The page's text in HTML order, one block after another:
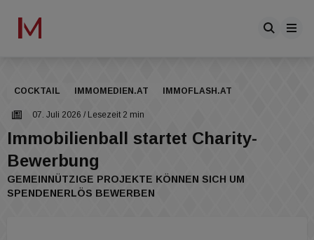
COCKTAIL IMMOMEDIEN.AT IMMOFLASH.AT
07. Juli 2026 / Lesezeit 2 min
Immobilienball startet Charity-
Bewerbung
GEMEINNÜTZIGE PROJEKTE KÖNNEN SICH UM
SPENDENERLÖS BEWERBEN